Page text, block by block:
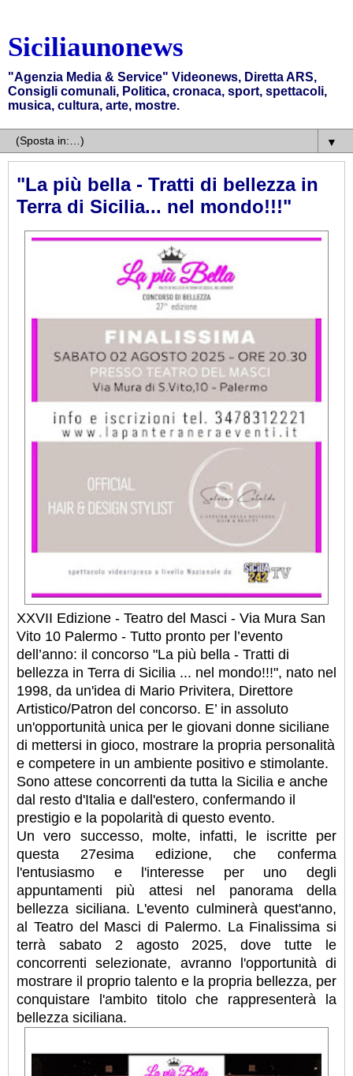
Siciliaunonews
"Agenzia Media & Service" Videonews, Diretta ARS,
Consigli comunali, Politica, cronaca, sport, spettacoli,
musica, cultura, arte, mostre.
▼
"La più bella - Tratti di bellezza in
Terra di Sicilia... nel mondo!!!"
XXVII Edizione - Teatro del Masci - Via Mura San
Vito 10 Palermo - Tutto pronto per l’evento
dell’anno: il concorso "La più bella - Tratti di
bellezza in Terra di Sicilia ... nel mondo!!!", nato nel
1998, da un'idea di Mario Privitera, Direttore
Artistico/Patron del concorso. E’ in assoluto
un'opportunità unica per le giovani donne siciliane
di mettersi in gioco, mostrare la propria personalità
e competere in un ambiente positivo e stimolante.
Sono attese concorrenti da tutta la Sicilia e anche
dal resto d'Italia e dall'estero, confermando il
prestigio e la popolarità di questo evento.
Un vero successo, molte, infatti, le iscritte per
questa 27esima edizione, che conferma
l'entusiasmo e l'interesse per uno degli
appuntamenti più attesi nel panorama della
bellezza siciliana. L'evento culminerà quest'anno,
al Teatro del Masci di Palermo. La Finalissima si
terrà sabato 2 agosto 2025, dove tutte le
concorrenti selezionate, avranno l'opportunità di
mostrare il proprio talento e la propria bellezza, per
conquistare l'ambito titolo che rappresenterà la
bellezza siciliana.